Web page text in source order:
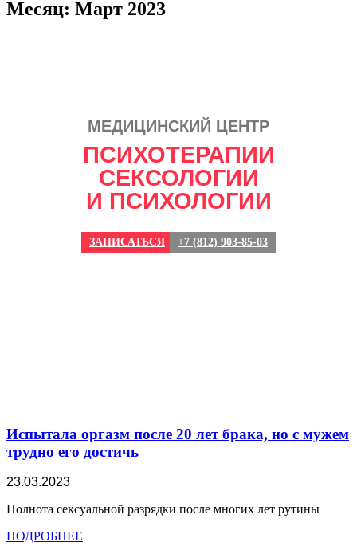
содержимому
МЕДИЦИНСКИЙ ЦЕНТР
ПСИХОТЕРАПИИ
СЕКСОЛОГИИ
И ПСИХОЛОГИИ
ЗАПИСАТЬСЯ +7 (812) 903-85-03
Просто выбери
СВОЕГО
психотерапевта
Месяц: Март 2023
Испытала оргазм после 20 лет брака, но с мужем
трудно его достичь
23.03.2023
Полнота сексуальной разрядки после многих лет рутины
ПОДРОБНЕЕ